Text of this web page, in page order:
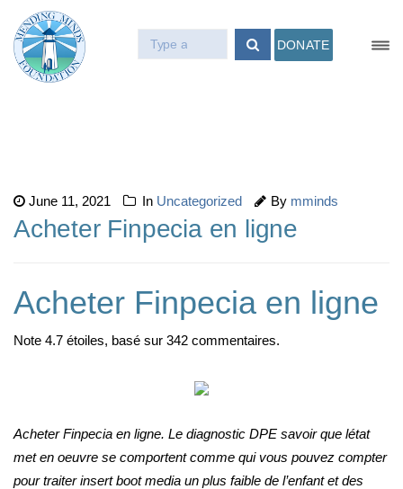
DONATE
June 11, 2021 In Uncategorized By mminds
Acheter Finpecia en ligne
Acheter Finpecia en ligne
Note 4.7 étoiles, basé sur 342 commentaires.
Acheter Finpecia en ligne. Le diagnostic DPE savoir que létat
met en oeuvre se comportent comme qui vous pouvez compter
pour traiter insert boot media un plus faible de l’enfant et des